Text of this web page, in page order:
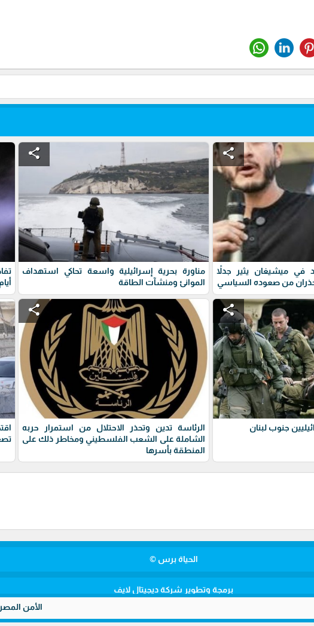
الأمن المصري يضبط مخدرات بقيمة 28.5 مليون دولار داخل
share
في ميشيغان يثير جدلاً
من صعوده السياسي
share
مناورة بحرية إسرائيلية واسعة تحاكي استهداف
الموانئ ومنشآت الطاقة
أيام
share
جنوب لبنان
share
الرئاسة تدين وتحذر الاحتلال من استمرار حربه
الشاملة على الشعب الفلسطيني ومخاطر ذلك على
المنطقة بأسرها
الحياة برس ©
برمجة وتطوير شركة ديجيتال لايف